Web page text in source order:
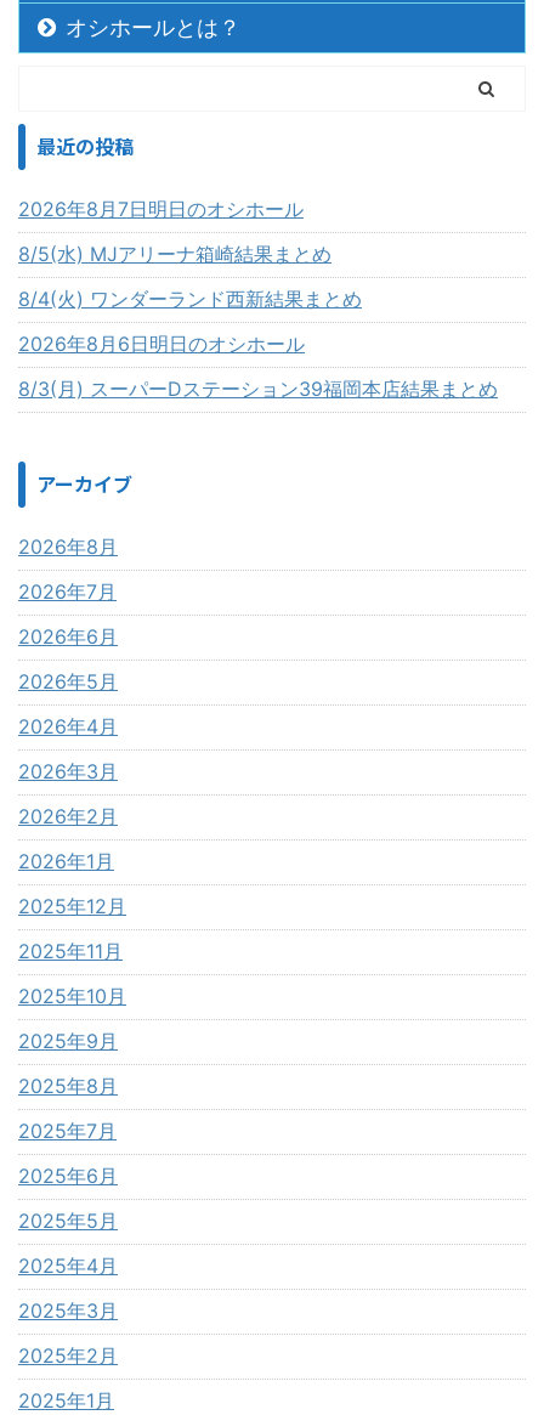
オシホールとは？
最近の投稿
2026年8月7日明日のオシホール
8/5(水) MJアリーナ箱崎結果まとめ
8/4(火) ワンダーランド西新結果まとめ
2026年8月6日明日のオシホール
8/3(月) スーパーDステーション39福岡本店結果まとめ
アーカイブ
2026年8月
2026年7月
2026年6月
2026年5月
2026年4月
2026年3月
2026年2月
2026年1月
2025年12月
2025年11月
2025年10月
2025年9月
2025年8月
2025年7月
2025年6月
2025年5月
2025年4月
2025年3月
2025年2月
2025年1月